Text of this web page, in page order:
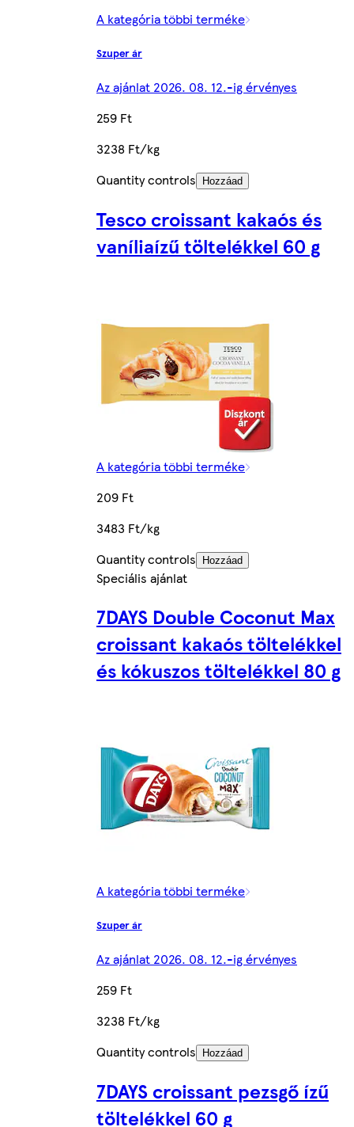
A kategória többi terméke
Szuper ár
Az ajánlat 2026. 08. 12.-ig érvényes
259 Ft
3238 Ft/kg
Quantity controls
Hozzáad
Tesco croissant kakaós és
vaníliaízű töltelékkel 60 g
A kategória többi terméke
209 Ft
3483 Ft/kg
Quantity controls
Hozzáad
Speciális ajánlat
7DAYS Double Coconut Max
croissant kakaós töltelékkel
és kókuszos töltelékkel 80 g
A kategória többi terméke
Szuper ár
Az ajánlat 2026. 08. 12.-ig érvényes
259 Ft
3238 Ft/kg
Quantity controls
Hozzáad
7DAYS croissant pezsgő ízű
töltelékkel 60 g